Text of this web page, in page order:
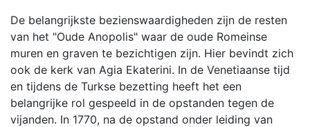
De belangrijkste bezienswaardigheden zijn de resten
van het "Oude Anopolis" waar de oude Romeinse
muren en graven te bezichtigen zijn. Hier bevindt zich
ook de kerk van Agia Ekaterini. In de Venetiaanse tijd
en tijdens de Turkse bezetting heeft het een
belangrijke rol gespeeld in de opstanden tegen de
vijanden. In 1770, na de opstand onder leiding van